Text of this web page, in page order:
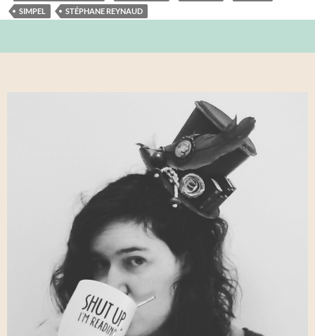
SIMPEL
STÉPHANE REYNAUD